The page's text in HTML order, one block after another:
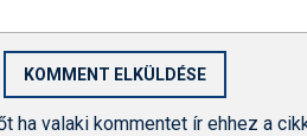
ha valaki kommentet ír ehhez a